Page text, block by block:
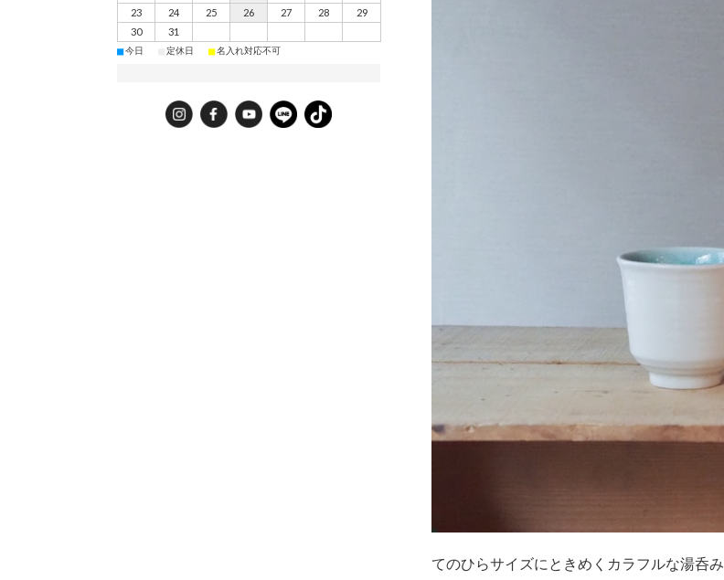
てのひらサイズにときめくカラフルな湯呑み
23
24 25 26 27 28
29
30
31
■今日 定休日 ■名入れ対応不可
InstagramFacebookYouTube
LINE